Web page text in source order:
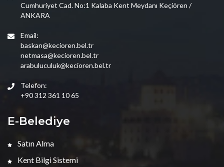
Cumhuriyet Cad. No:1 Kalaba Kent Meydanı Keçiören /
ANKARA
Email:
baskan@kecioren.bel.tr
netmasa@kecioren.bel.tr
arabuluculuk@kecioren.bel.tr
Telefon:
+90 312 361 10 65
E-Belediye
Satın Alma
Kent Bilgi Sistemi